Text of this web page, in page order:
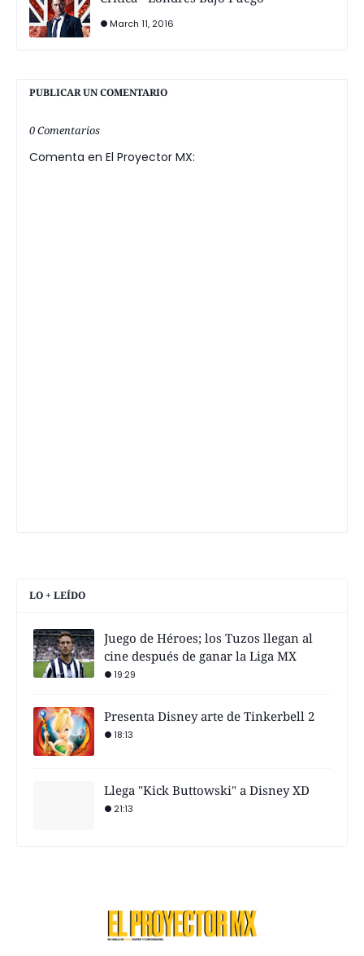
March 11, 2016
PUBLICAR UN COMENTARIO
0 Comentarios
Comenta en El Proyector MX:
LO + LEÍDO
Juego de Héroes; los Tuzos llegan al
cine después de ganar la Liga MX
19:29
Presenta Disney arte de Tinkerbell 2
18:13
Llega "Kick Buttowski" a Disney XD
21:13